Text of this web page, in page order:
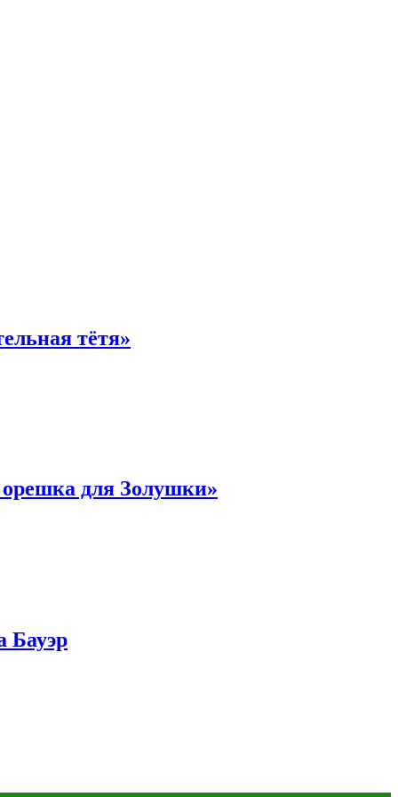
тётя»
для Золушки»
Бауэр